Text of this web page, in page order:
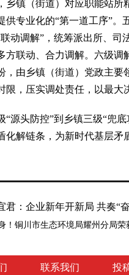
乡镇（街道）对应职能站所
供专业化的“第一道工序”
动调解”，统筹派出所、
方联动、合力调解。六级
，由乡镇（街道）党政主
限，压实调处责任，以最大
头防控”到乡镇三级“兜底
化解链条，为新时代基层矛
君：企业新年开新局 共奏“
！铜川市生态环境局耀州分局荣
联系我们 投